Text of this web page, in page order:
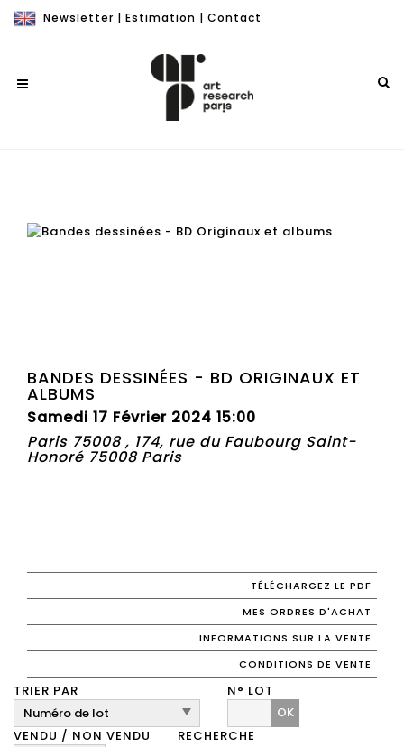
Newsletter | Estimation | Contact
BANDES DESSINÉES - BD ORIGINAUX ET
ALBUMS
Samedi 17 Février 2024 15:00
Paris 75008 , 174, rue du Faubourg Saint-
Honoré 75008 Paris
TÉLÉCHARGEZ LE PDF
MES ORDRES D'ACHAT
INFORMATIONS SUR LA VENTE
CONDITIONS DE VENTE
TRIER PAR
N° LOT
OK
VENDU / NON VENDU
RECHERCHE